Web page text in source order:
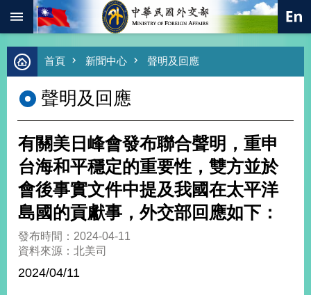
跳到主要內容區塊
進
階
尋
熱
總
合
外
交
價
值
首頁 新聞中心 聲明及回應
聲明及回應
有關美日峰會發布聯合聲明，重申
台海和平穩定的重要性，雙方並於
會後事實文件中提及我國在太平洋
島國的貢獻事，外交部回應如下：
發布時間：2024-04-11
資料來源：北美司
2024/04/11